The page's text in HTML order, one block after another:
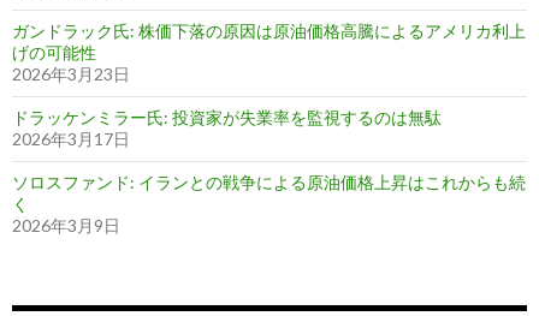
ガンドラック氏: 株価下落の原因は原油価格高騰によるアメリカ利上
げの可能性
2026年3月23日
ドラッケンミラー氏: 投資家が失業率を監視するのは無駄
2026年3月17日
ソロスファンド: イランとの戦争による原油価格上昇はこれからも続
く
2026年3月9日